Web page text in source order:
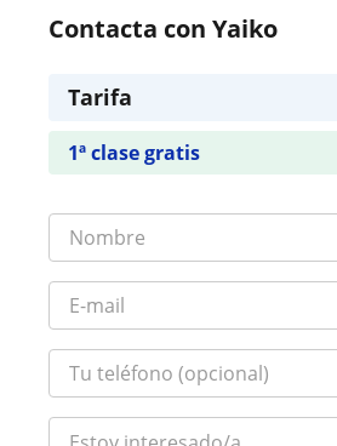
Contacta con Yaiko
Tarifa
1ª clase gratis